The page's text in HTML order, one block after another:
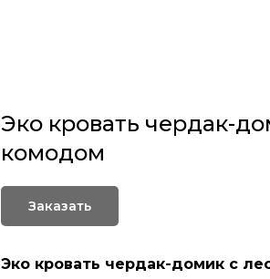
Эко кровать чердак-
комодом
Заказать
Эко кровать чердак-домик с